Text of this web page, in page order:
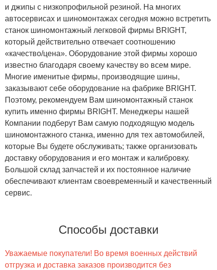
и джипы с низкопрофильной резиной. На многих
автосервисах и шиномонтажах сегодня можно встретить
станок шиномонтажный легковой фирмы BRIGHT,
который действительно отвечает соотношению
«качество/цена». Оборудование этой фирмы хорошо
известно благодаря своему качеству во всем мире.
Многие именитые фирмы, производящие шины,
заказывают себе оборудование на фабрике BRIGHT.
Поэтому, рекомендуем Вам шиномонтажный станок
купить именно фирмы BRIGHT. Менеджеры нашей
Компании подберут Вам самую подходящую модель
шиномонтажного станка, именно для тех автомобилей,
которые Вы будете обслуживать; также организовать
доставку оборудования и его монтаж и калибровку.
Большой склад запчастей и их постоянное наличие
обеспечивают клиентам своевременный и качественный
сервис.
Способы доставки
Уважаемые покупатели! Во время военных действий
отгрузка и доставка заказов производится без